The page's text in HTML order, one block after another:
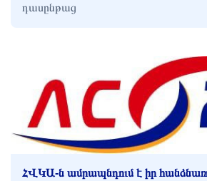
դասընթաց
ՀՎԿԱ-ն ամրապնդում է իր